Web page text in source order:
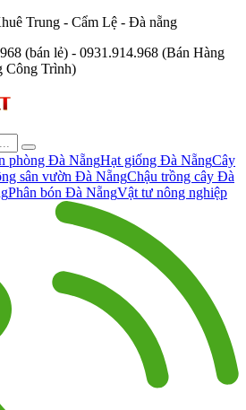
Trung - Cẩm Lệ - Đà nẵng
(bán lẻ) - 0931.914.968 (Bán Hàng
Công Trình)
phòng Đà NẵngHạt giống Đà NẵngCây
sân vườn Đà NẵngChậu trồng cây Đà
Phân bón Đà NẵngVật tư nông nghiệp